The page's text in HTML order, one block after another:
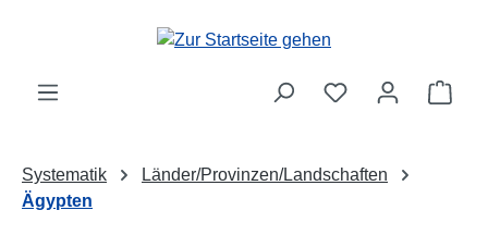
Zum Hauptinhalt springen
Systematik
Länder/Provinzen/Landschaften
Ägypten